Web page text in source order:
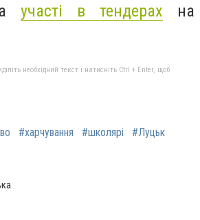
участі в тендерах на
необхідний текст і натисніть Ctrl + Enter, щоб
#харчування #школярі
#Луцьк